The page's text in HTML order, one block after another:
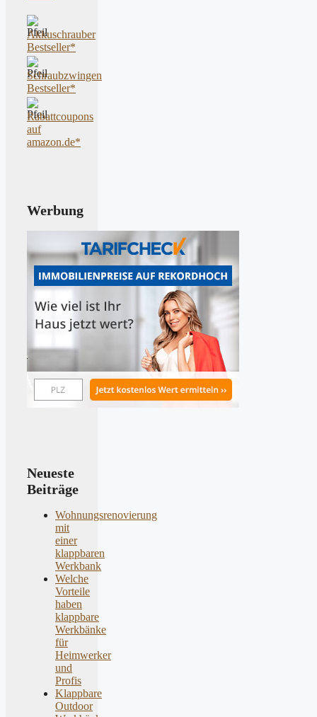
Akkuschrauber
Bestseller*
Schraubzwingen
Bestseller*
Rabattcoupons
auf
amazon.de*
Werbung
Neueste
Beiträge
Wohnungsrenovierung
mit
einer
klappbaren
Werkbank
Welche
Vorteile
haben
klappbare
Werkbänke
für
Heimwerker
und
Profis
Klappbare
Outdoor